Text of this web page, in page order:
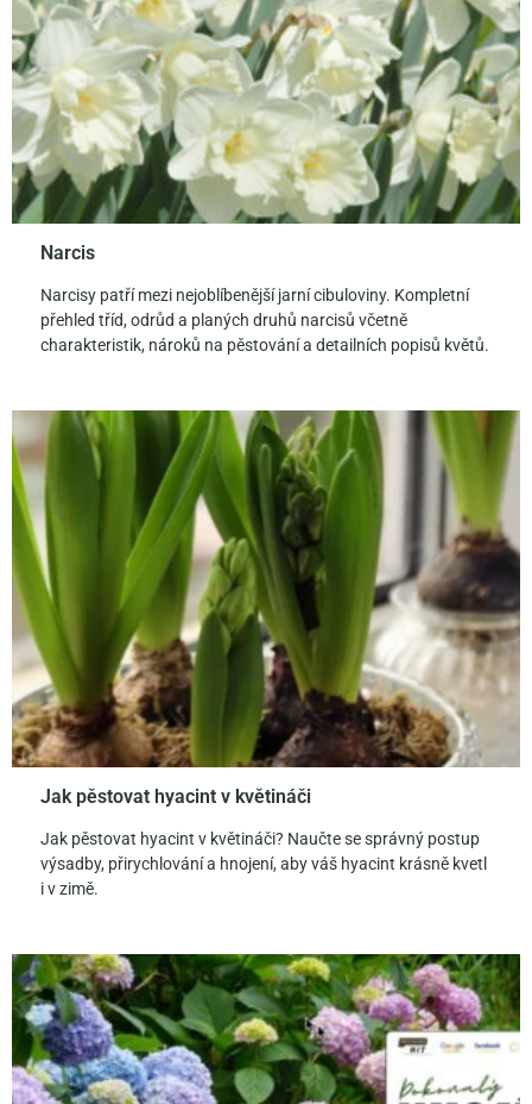
Narcis
Narcisy patří mezi nejoblíbenější jarní cibuloviny. Kompletní
přehled tříd, odrůd a planých druhů narcisů včetně
charakteristik, nároků na pěstování a detailních popisů květů.
Jak pěstovat hyacint v květináči
Jak pěstovat hyacint v květináči? Naučte se správný postup
výsadby, přirychlování a hnojení, aby váš hyacint krásně kvetl
i v zimě.